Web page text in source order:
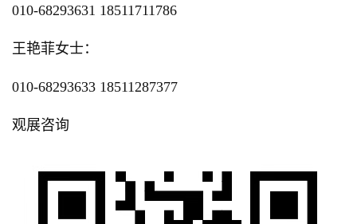
010-68293631 18511711786
王艳菲女士：
010-68293633 18511287377
观展咨询